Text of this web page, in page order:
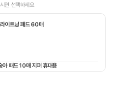
면 선택하세요
이트닝 패드 60매
패드 10매 지퍼 휴대용